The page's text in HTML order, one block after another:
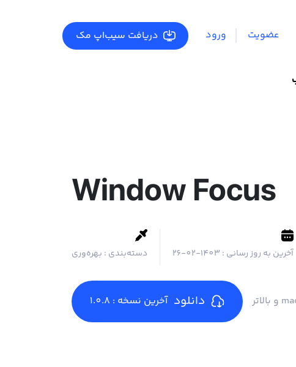
عضویت ورود دریافت سیب‌اپ مک
Window Focus
آخرین به روز رسانی : 1403-02-26 دسته‌بندی : بهره‌وری
دانلود آخرین نسخه : 1.0.8